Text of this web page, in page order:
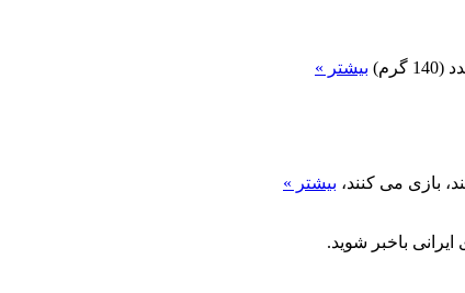
بیشتر »
بازی می کنند، بیشتر »
باخبر شوید.